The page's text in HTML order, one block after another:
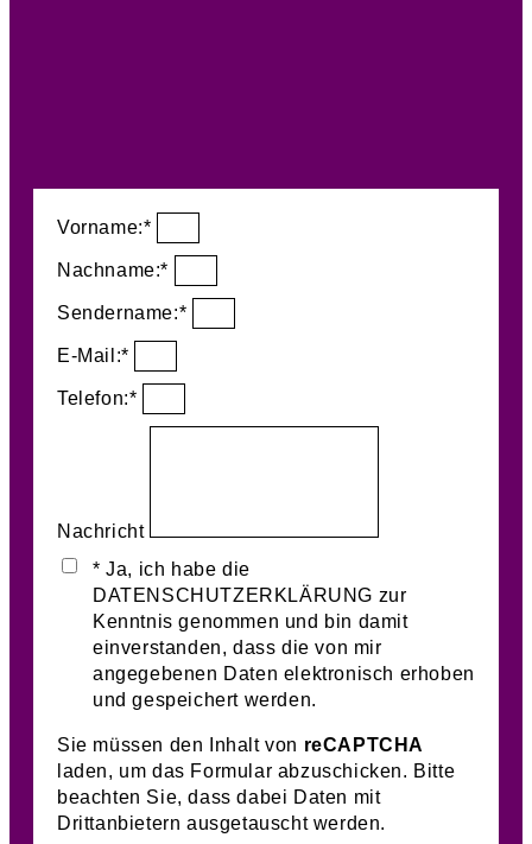
Vorname:*
Nachname:*
Sendername:*
E-Mail:*
Telefon:*
Nachricht
* Ja, ich habe die
DATENSCHUTZERKLÄRUNG zur
Kenntnis genommen und bin damit
einverstanden, dass die von mir
angegebenen Daten elektronisch erhoben
und gespeichert werden.
Sie müssen den Inhalt von reCAPTCHA
laden, um das Formular abzuschicken. Bitte
beachten Sie, dass dabei Daten mit
Drittanbietern ausgetauscht werden.